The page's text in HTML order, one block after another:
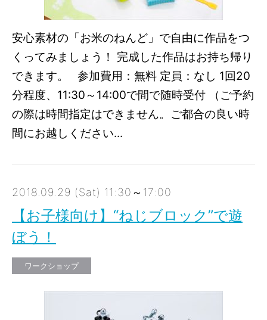
安心素材の「お米のねんど」で自由に作品をつ
くってみましょう！ 完成した作品はお持ち帰り
できます。 参加費用：無料 定員：なし 1回20
分程度、11:30～14:00で間で随時受付 （ご予約
の際は時間指定はできません。ご都合の良い時
間にお越しください...
2018.09.29 (Sat) 11:30～17:00
【お子様向け】“ねじブロック”で遊
ぼう！
ワークショップ